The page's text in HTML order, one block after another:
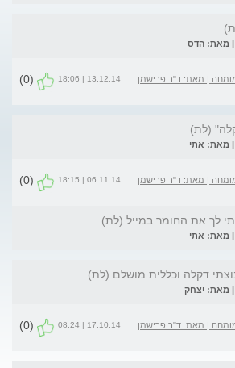
| מאת: ד"ר פרישמן
13.12.14 | 18:06
(0)
(לת)
| מאת: ד"ר פרישמן
06.11.14 | 18:15
(0)
לך את החומר במייל (לת)
דקלה וכללית מושלם (לת)
| מאת: ד"ר פרישמן
17.10.14 | 08:24
(0)